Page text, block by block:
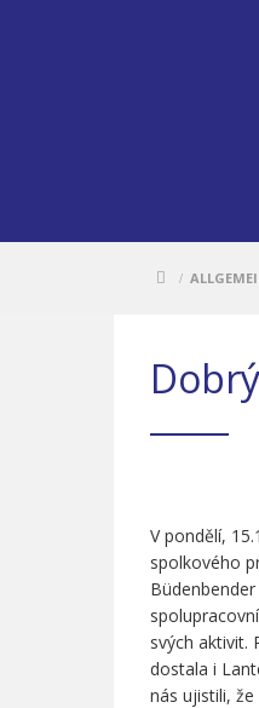
/
V pondělí,
spolkového
svých aktivit.
dostala i
nás ujistili,